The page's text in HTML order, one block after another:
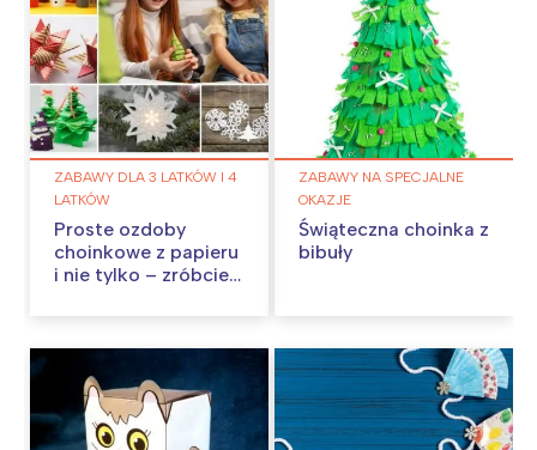
ZABAWY DLA 3 LATKÓW I 4
LATKÓW
Proste ozdoby
choinkowe z papieru
i nie tylko – zróbcie
ZABAWY NA SPECJALNE
OKAZJE
Świąteczna choinka z
bibuły